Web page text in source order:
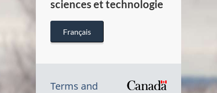
sciences et technologie
Français
Terms and